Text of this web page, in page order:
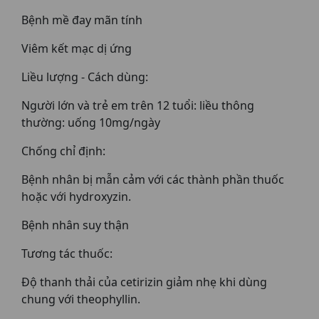
Bệnh mề đay mãn tính
Viêm kết mạc dị ứng
Liều lượng - Cách dùng:
Người lớn và trẻ em trên 12 tuổi: liều thông
thường: uống 10mg/ngày
Chống chỉ định:
Bệnh nhân bị mẫn cảm với các thành phần thuốc
hoặc với hydroxyzin.
Bệnh nhân suy thận
Tương tác thuốc:
Độ thanh thải của cetirizin giảm nhẹ khi dùng
chung với theophyllin.